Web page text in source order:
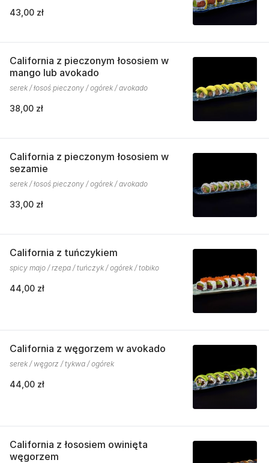
43,00 zł
California z pieczonym łososiem w
mango lub avokado
serek / łosoś pieczony / ogórek / avokado
38,00 zł
California z pieczonym łososiem w
sezamie
serek / łosoś pieczony / ogórek / avokado
33,00 zł
California z tuńczykiem
spicy majo / rzepa / tuńczyk / ogórek / tobiko
44,00 zł
California z węgorzem w avokado
serek / węgorz / tykwa / ogórek
44,00 zł
California z łososiem owinięta
węgorzem